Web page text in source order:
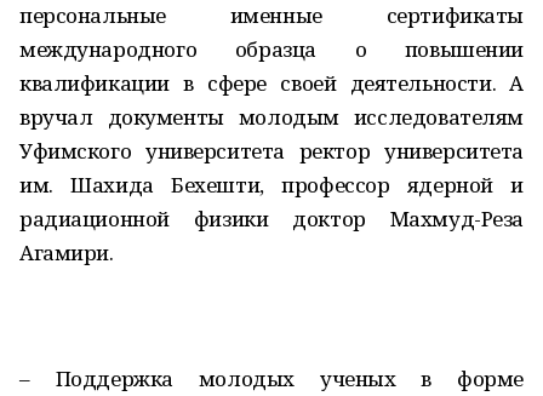
персональные именные сертификаты
международного образца о повышении
квалификации в сфере своей деятельности. А
вручал документы молодым исследователям
Уфимского университета ректор университета
им. Шахида Бехешти, профессор ядерной и
радиационной физики доктор Махмуд-Реза
Агамири.
– Поддержка молодых ученых в форме